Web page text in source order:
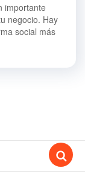
importante
negocio. Hay
social más